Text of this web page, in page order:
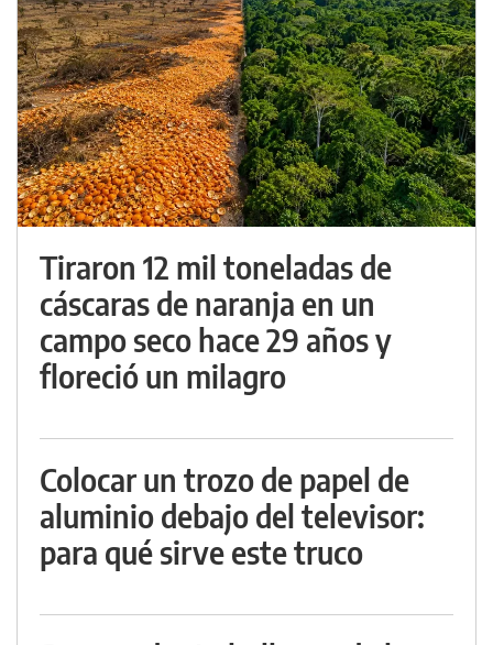
Tiraron 12 mil toneladas de
cáscaras de naranja en un
campo seco hace 29 años y
floreció un milagro
Colocar un trozo de papel de
aluminio debajo del televisor:
para qué sirve este truco